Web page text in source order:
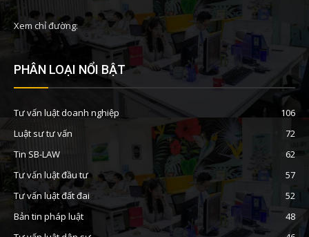
Xem chỉ đường:
PHÂN LOẠI NỔI BẬT
Tư vấn luật doanh nghiệp
106
Luật sư tư vấn
72
Tin SB-LAW
62
Tư vấn luật đầu tư
57
Tư vấn luật đất đai
52
Bản tin pháp luật
48